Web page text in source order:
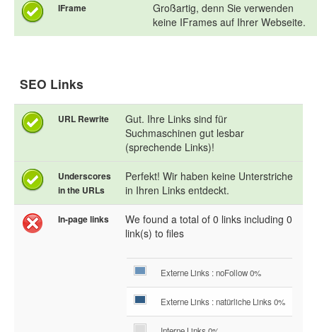
IFrame
Großartig, denn Sie verwenden
keine IFrames auf Ihrer Webseite.
SEO Links
URL Rewrite
Gut. Ihre Links sind für
Suchmaschinen gut lesbar
(sprechende Links)!
Underscores
in the URLs
Perfekt! Wir haben keine Unterstriche
in Ihren Links entdeckt.
In-page links
We found a total of 0 links including 0
link(s) to files
Externe Links : noFollow 0%
Externe Links : natürliche Links 0%